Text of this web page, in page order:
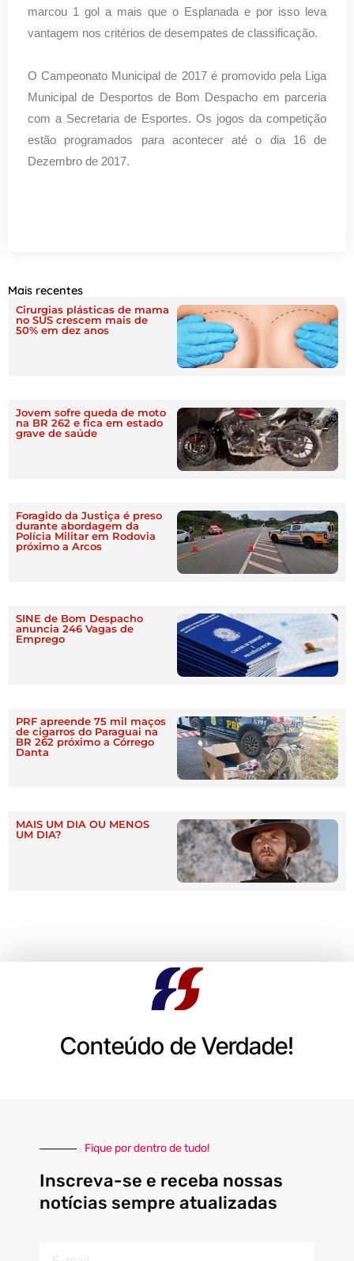
marcou 1 gol a mais que o Esplanada e por isso leva
vantagem nos critérios de desempates de classificação.
O Campeonato Municipal de 2017 é promovido pela Liga
Municipal de Desportos de Bom Despacho em parceria
com a Secretaria de Esportes. Os jogos da competição
estão programados para acontecer até o dia 16 de
Dezembro de 2017.
Mais recentes
Cirurgias plásticas de mama
no SUS crescem mais de
50% em dez anos
Jovem sofre queda de moto
na BR 262 e fica em estado
grave de saúde
Foragido da Justiça é preso
durante abordagem da
Polícia Militar em Rodovia
próximo a Arcos
SINE de Bom Despacho
anuncia 246 Vagas de
Emprego
PRF apreende 75 mil maços
de cigarros do Paraguai na
BR 262 próximo a Córrego
Danta
MAIS UM DIA OU MENOS
UM DIA?
Conteúdo de Verdade!
Fique por dentro de tudo!
Inscreva-se e receba nossas
notícias sempre atualizadas